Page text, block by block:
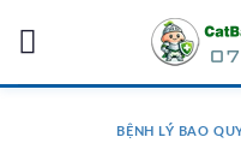
BỆNH LÝ BAO